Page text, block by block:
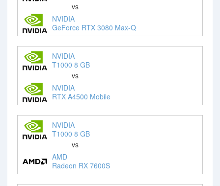
vs
NVIDIA
GeForce RTX 3080 Max-Q
NVIDIA
T1000 8 GB
vs
NVIDIA
RTX A4500 Mobile
NVIDIA
T1000 8 GB
vs
AMD
Radeon RX 7600S